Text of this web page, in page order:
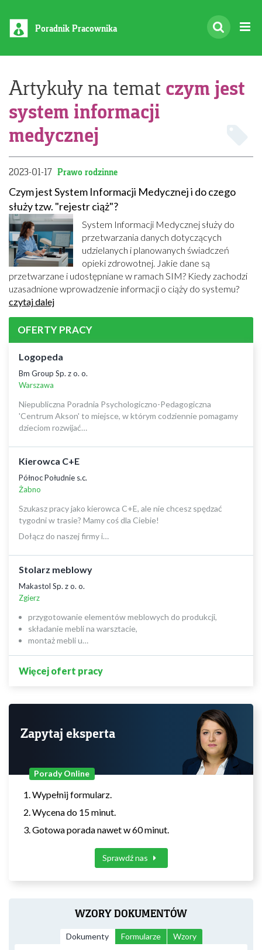
Poradnik Pracownika
Artykuły na temat czym jest
system informacji
medycznej
2023-01-17 Prawo rodzinne
Czym jest System Informacji Medycznej i do czego
służy tzw. "rejestr ciąż"?
System Informacji Medycznej służy do
przetwarzania danych dotyczących
udzielanych i planowanych świadczeń
opieki zdrowotnej. Jakie dane są
przetwarzane i udostępniane w ramach SIM? Kiedy zachodzi
uzasadnione wprowadzenie informacji o ciąży do systemu?
czytaj dalej
OFERTY PRACY
Logopeda
Bm Group Sp. z o. o.
Warszawa
Niepubliczna Poradnia Psychologiczno-Pedagogiczna
'Centrum Akson' to miejsce, w którym codziennie pomagamy
dzieciom rozwijać…
Kierowca C+E
Północ Południe s.c.
Żabno
Szukasz pracy jako kierowca C+E, ale nie chcesz spędzać
tygodni w trasie? Mamy coś dla Ciebie!
Dołącz do naszej firmy i…
Stolarz meblowy
Makastol Sp. z o. o.
Zgierz
przygotowanie elementów meblowych do produkcji,
składanie mebli na warsztacie,
montaż mebli u…
Więcej ofert pracy
Zapytaj eksperta
Porady Online
Wypełnij formularz.
Wycena do 15 minut.
Gotowa porada nawet w 60 minut.
Sprawdź nas
WZORY DOKUMENTÓW
Dokumenty Formularze Wzory